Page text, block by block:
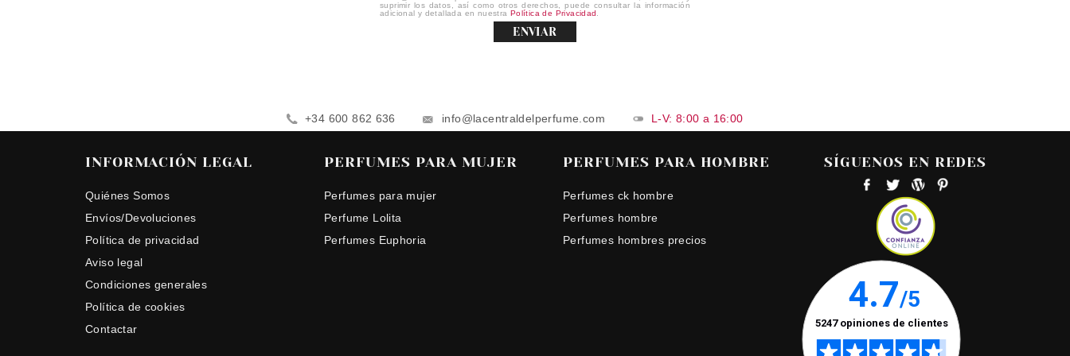
suprimir los datos, así como otros derechos, puede consultar la información
adicional y detallada en nuestra Política de Privacidad
ENVIAR
+34 600 862 636 info@lacentraldelperfume.com L-V: 8:00 a 16:00
INFORMACIÓN LEGAL
Quiénes Somos
Envíos/Devoluciones
Política de privacidad
Aviso legal
Condiciones generales
Política de cookies
Contactar
PERFUMES PARA MUJER
Perfumes para mujer
Perfume Lolita
Perfumes Euphoria
PERFUMES PARA HOMBRE
Perfumes ck hombre
Perfumes hombre
Perfumes hombres precios
SÍGUENOS EN REDES